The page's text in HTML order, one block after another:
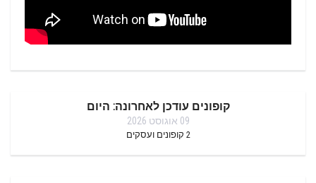
קופונים עודכן לאחרונה: היום
09 אוגוסט 2026
2 קופונים ועסקים